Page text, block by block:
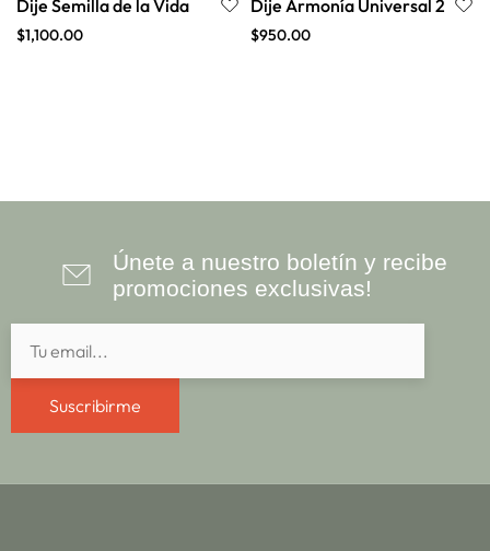
Dije Semilla de la Vida
$1,100.00
Dije Armonía Universal 2
$950.00
Únete a nuestro boletín y recibe
promociones exclusivas!
Suscribirme